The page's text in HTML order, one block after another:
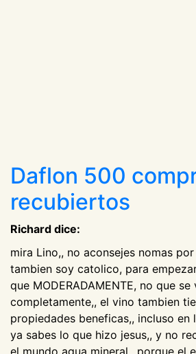
Daflon 500
recubiertos
Richard dice:
mira Lino,, no aconsejes nomas
tambien soy catolico, para
que MODERADAMENTE, no que
completamente,, el vino tambien
propiedades beneficas,, incluso en
ya sabes lo que hizo jesus,, y no
el mundo agua mineral,, porque el